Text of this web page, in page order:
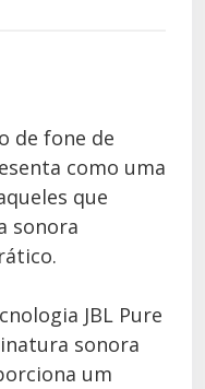
de fone de
como uma
que
sonora
JBL Pure
sonora
um